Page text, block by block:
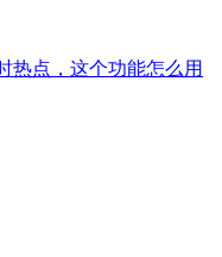
热点，这个功能怎么用